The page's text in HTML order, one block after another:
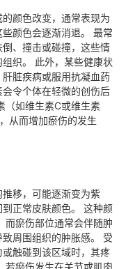
颜色改变，通常表现为
颜色会逐渐消退。 最常
、撞击或碰撞，这些情
织。 此外，某些健康状
脏疾病或服用抗凝血药
令个体在轻微的创伤后
（如维生素C或维生素
从而增加瘀伤的发生
移，可能逐渐变为紫
正常皮肤颜色。 这种颜
而瘀伤部位通常会伴随肿
周围组织的肿胀感。 受
触碰到该区域时，其疼